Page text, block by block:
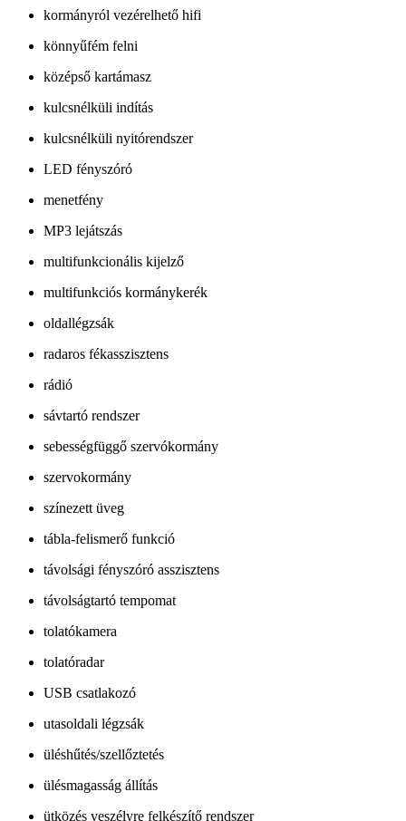
kormányról vezérelhető hifi
könnyűfém felni
középső kartámasz
kulcsnélküli indítás
kulcsnélküli nyitórendszer
LED fényszóró
menetfény
MP3 lejátszás
multifunkcionális kijelző
multifunkciós kormánykerék
oldallégzsák
radaros fékasszisztens
rádió
sávtartó rendszer
sebességfüggő szervókormány
szervokormány
színezett üveg
tábla-felismerő funkció
távolsági fényszóró asszisztens
távolságtartó tempomat
tolatókamera
tolatóradar
USB csatlakozó
utasoldali légzsák
üléshűtés/szellőztetés
ülésmagasság állítás
ütközés veszélyre felkészítő rendszer